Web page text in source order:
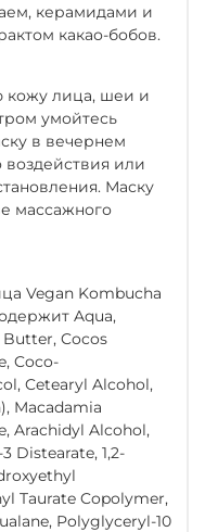
керамидами и
какао-бобов.
кожу лица, шеи и
умойтесь
в вечернем
воздействия или
Маску
массажного
Vegan Kombucha
Aqua,
Cocos
Coco-
Cetearyl Alcohol,
Macadamia
Arachidyl Alcohol,
Distearate, 1,2-
Taurate Copolymer,
Polyglyceryl-10